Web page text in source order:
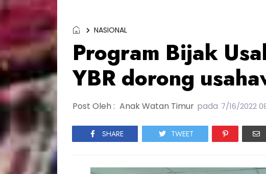
NASIONAL
Program Bijak
YBR dorong
Post Oleh : Anak Watan Timur pada 7/16/2022
SHARE TWEET